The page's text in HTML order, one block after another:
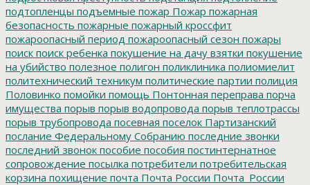
подтопленцы подъемные пожар Пожар пожарная
безопасность пожарные пожарный кроссфит
пожароопасный период пожароопасный сезон пожары
поиск поиск ребенка покушение на дачу взятки покушение
на убийство полезное полигон поликлиника полиомиелит
политехнический техникум политические партии полиция
Половинко помойки помощь Понтонная переправа порча
имущества порыв порыв водопровода порыв теплотрассы
порыв трубопровода посевная поселок Партизанский
послание Федеральному Собранию последние звонки
последний звонок пособие пособия постинтернатное
сопровождение посылка потребители потребительская
корзина похищение почта Почта России Почта_России